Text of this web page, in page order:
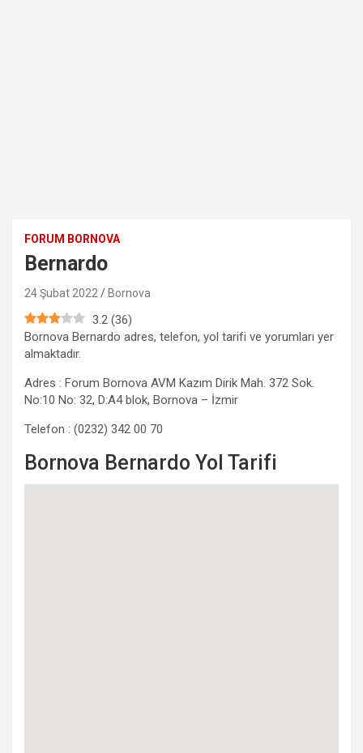
FORUM BORNOVA
Bernardo
24 Şubat 2022 Bornova
3.2 (36)
Bornova Bernardo adres, telefon, yol tarifi ve yorumları yer
almaktadır.
Adres : Forum Bornova AVM Kazım Dirik Mah. 372 Sok.
No:10 No: 32, D:A4 blok, Bornova – İzmir
Telefon : (0232) 342 00 70
Bornova Bernardo Yol Tarifi